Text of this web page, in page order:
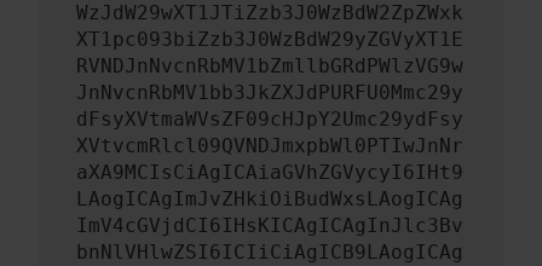
WzJdW29wXT1JTiZzb3J0WzBdW2ZpZWxk
XT1pc093biZzb3J0WzBdW29yZGVyXT1E
RVNDJnNvcnRbMV1bZmllbGRdPWlzVG9w
JnNvcnRbMV1bb3JkZXJdPURFU0Mmc29y
dFsyXVtmaWVsZF09cHJpY2Umc29ydFsy
XVtvcmRlcl09QVNDJmxpbWl0PTIwJnNr
aXA9MCIsCiAgICAiaGVhZGVycyI6IHt9
LAogICAgImJvZHkiOiBudWxsLAogICAg
ImV4cGVjdCI6IHsKICAgICAgInJlc3Bv
bnNlVHlwZSI6ICIiCiAgICB9LAogICAg